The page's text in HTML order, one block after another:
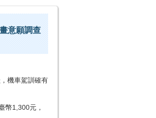
意願調查
機車駕訓確有
幣1,300元，